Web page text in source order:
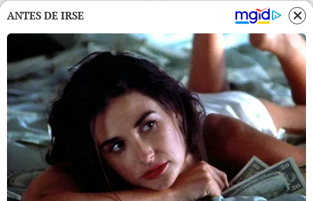
ANTES DE IRSE